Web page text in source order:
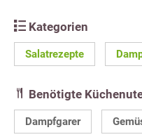
Kategorien
Salatrezepte
Benötigte
Dampfgarer